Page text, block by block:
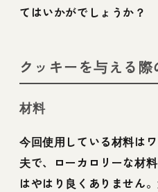
てはいかがでしょうか？
クッキーを与える際
材料
今回使用している材料は
夫で、ローカロリーな材
はやはり良くありません